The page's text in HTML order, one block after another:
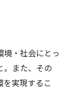
境・社会にとっ
。また、その
を実現するこ